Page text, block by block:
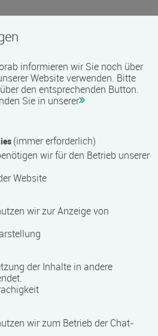
bitte beim Anbieter.
des Anbieters
informieren wir Sie noch über
Website verwenden. Bitte
den entsprechenden Button.
Sie in unserer
(immer erforderlich)
wir für den Betrieb unserer
Website
wir zur Anzeige von
der Inhalte in andere
wir zum Betrieb der Chat-